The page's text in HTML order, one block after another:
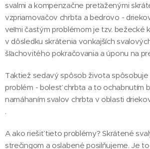
svalmi a kompenzačne preťaženými
vzpriamovačov chrbta a bedrovo -
veľmi častým problémom je tzv. bežecké
v dôsledku skrátenia vonkajších
šľachovitého pokračovania a úponu na
Taktiež sedavý spôsob života spôsobuje
problém - bolesť chrbta a to ochabnutím
namáhaním svalov chrbta v oblasti
.
A ako riešiť tieto problémy? Skrátené
strečingom a oslabené posilňujeme. Je